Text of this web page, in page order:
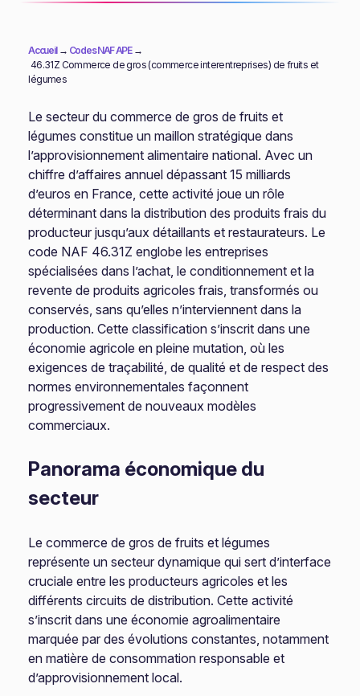
Accueil→ Codes NAF APE→
46.31Z Commerce de gros (commerce interentreprises) de fruits et
légumes
Le secteur du commerce de gros de fruits et
légumes constitue un maillon stratégique dans
l’approvisionnement alimentaire national. Avec un
chiffre d’affaires annuel dépassant 15 milliards
d’euros en France, cette activité joue un rôle
déterminant dans la distribution des produits frais du
producteur jusqu’aux détaillants et restaurateurs. Le
code NAF 46.31Z englobe les entreprises
spécialisées dans l’achat, le conditionnement et la
revente de produits agricoles frais, transformés ou
conservés, sans qu’elles n’interviennent dans la
production. Cette classification s’inscrit dans une
économie agricole en pleine mutation, où les
exigences de traçabilité, de qualité et de respect des
normes environnementales façonnent
progressivement de nouveaux modèles
commerciaux.
Panorama économique du
secteur
Le commerce de gros de fruits et légumes
représente un secteur dynamique qui sert d’interface
cruciale entre les producteurs agricoles et les
différents circuits de distribution. Cette activité
s’inscrit dans une économie agroalimentaire
marquée par des évolutions constantes, notamment
en matière de consommation responsable et
d’approvisionnement local.